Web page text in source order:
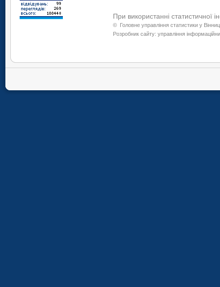
При використанні статистичної
© Головне управління статистики у
Розробник сайту: управління